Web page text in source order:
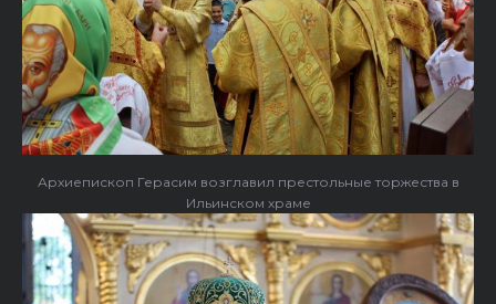
Архиепископ Герасим возглавил престольные торжества в
Ильинском храме